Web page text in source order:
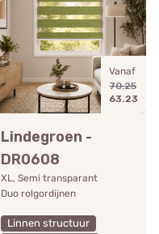
Vanaf
70.25
63.23
Lindegroen -
DR0608
XL, Semi transparant
Duo rolgordijnen
Linnen structuur